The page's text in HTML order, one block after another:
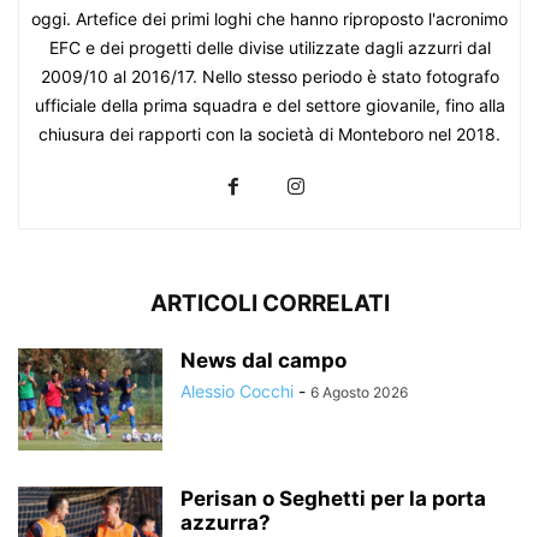
oggi. Artefice dei primi loghi che hanno riproposto l'acronimo
EFC e dei progetti delle divise utilizzate dagli azzurri dal
2009/10 al 2016/17. Nello stesso periodo è stato fotografo
ufficiale della prima squadra e del settore giovanile, fino alla
chiusura dei rapporti con la società di Monteboro nel 2018.
ARTICOLI CORRELATI
News dal campo
Alessio Cocchi - 6 Agosto 2026
Perisan o Seghetti per la porta
azzurra?